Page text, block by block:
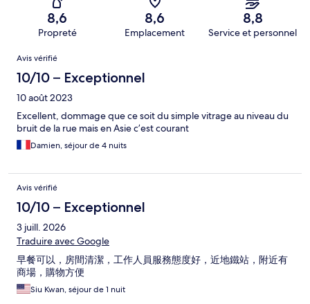
8,6
Propreté
8,6
Emplacement
8,8
Service et personnel
Avis
Avis vérifié
10/10 – Exceptionnel
10 août 2023
Excellent, dommage que ce soit du simple vitrage au niveau du
bruit de la rue mais en Asie c’est courant
Damien, séjour de 4 nuits
Avis vérifié
10/10 – Exceptionnel
3 juill. 2026
Traduire avec Google
早餐可以，房間清潔，工作人員服務態度好，近地鐵站，附近有
商場，購物方便
Siu Kwan, séjour de 1 nuit